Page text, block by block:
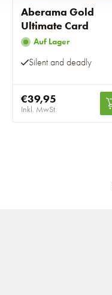
Aberama Gold
Ultimate Card
Auf Lager
Silent and deadly
€39,95
Inkl. MwSt.